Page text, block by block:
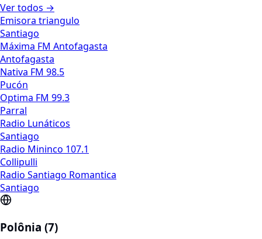
Ver todos →
Emisora triangulo
Santiago
Máxima FM Antofagasta
Antofagasta
Nativa FM 98.5
Pucón
Optima FM 99.3
Parral
Radio Lunáticos
Santiago
Radio Mininco 107.1
Collipulli
Radio Santiago Romantica
Santiago
Polônia (7)